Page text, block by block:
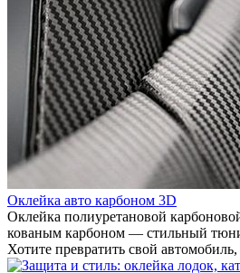
Оклейка авто карбоном 3D
Оклейка полиуретановой
кованым карбоном — стильный
Хотите превратить свой